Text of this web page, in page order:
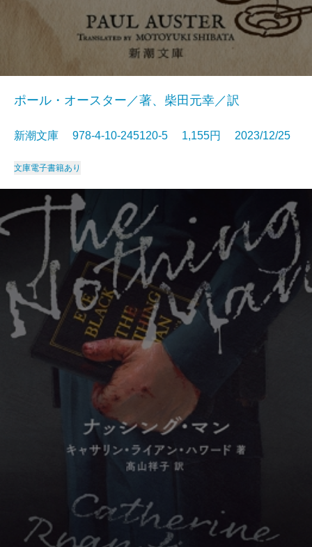
ポール・オースター／著、柴田元幸／訳
新潮文庫 978-4-10-245120-5 1,155円 2023/12/25
文庫電子書籍あり